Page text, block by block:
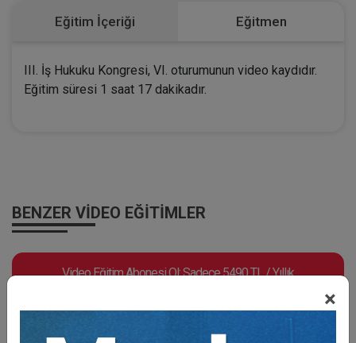
×
Eğitim İçeriği Eğitmen
III. İş Hukuku Kongresi, VI. oturumunun video kaydıdır.
Eğitim süresi 1 saat 17 dakikadır.
BENZER VIDEO EĞITIMLER
Video Eğitim Abonesi Ol: Sadece 5490 TL / Yıllık